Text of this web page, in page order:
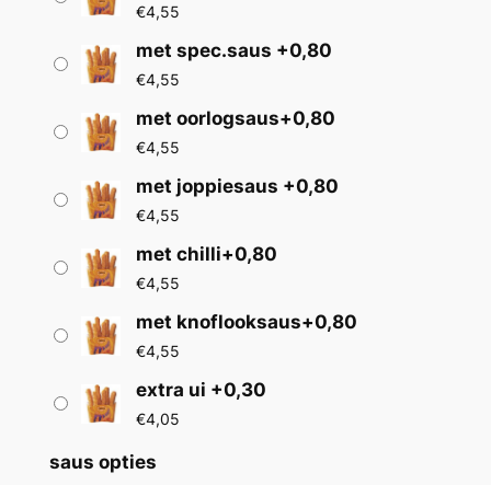
s
e
€
7
t
€4,55
met spec.saus +0,80
€4,55
met oorlogsaus+0,80
€4,55
met joppiesaus +0,80
€4,55
met chilli+0,80
€4,55
met knoflooksaus+0,80
€4,55
extra ui +0,30
€4,05
saus opties